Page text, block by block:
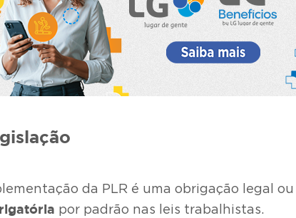
da PLR é uma obrigação legal
por padrão nas leis trabalhistas.